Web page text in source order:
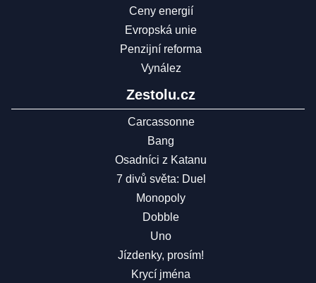
Ceny energií
Evropská unie
Penzijní reforma
Vynález
Zestolu.cz
Carcassonne
Bang
Osadníci z Katanu
7 divů světa: Duel
Monopoly
Dobble
Uno
Jízdenky, prosím!
Krycí jména